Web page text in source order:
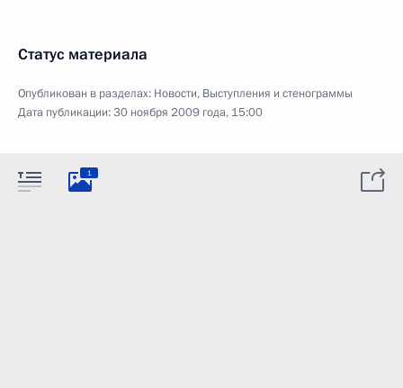
Статус материала
Опубликован в разделах: Новости, Выступления и стенограммы
Дата публикации:30 ноября 2009 года, 15:00
1